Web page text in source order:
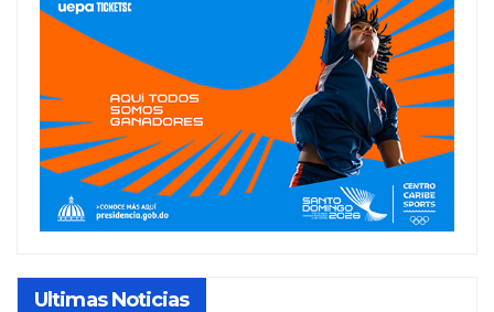
Ultimas Noticias